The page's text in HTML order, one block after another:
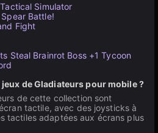
Simulator
Battle!
Fight
Steal Brainrot Boss +1 Tycoon
de Gladiateurs pour mobile ?
de cette collection sont
tactile, avec des joysticks à
tactiles adaptées aux écrans plus